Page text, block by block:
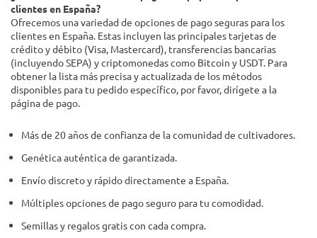
clientes en España?
Ofrecemos una variedad de opciones de pago seguras para los
clientes en España. Estas incluyen las principales tarjetas de
crédito y débito (Visa, Mastercard), transferencias bancarias
(incluyendo SEPA) y criptomonedas como Bitcoin y USDT. Para
obtener la lista más precisa y actualizada de los métodos
disponibles para tu pedido específico, por favor, dirígete a la
página de pago.
Más de 20 años de confianza de la comunidad de cultivadores.
Genética auténtica de garantizada.
Envío discreto y rápido directamente a España.
Múltiples opciones de pago seguro para tu comodidad.
Semillas y regalos gratis con cada compra.